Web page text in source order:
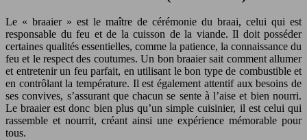
Le « braaier » est le maître de cérémonie du braai, celui qui est
responsable du feu et de la cuisson de la viande. Il doit posséder
certaines qualités essentielles, comme la patience, la connaissance du
feu et le respect des coutumes. Un bon braaier sait comment allumer
et entretenir un feu parfait, en utilisant le bon type de combustible et
en contrôlant la température. Il est également attentif aux besoins de
ses convives, s’assurant que chacun se sente à l’aise et bien nourri.
Le braaier est donc bien plus qu’un simple cuisinier, il est celui qui
rassemble et nourrit, créant ainsi une expérience mémorable pour
tous.